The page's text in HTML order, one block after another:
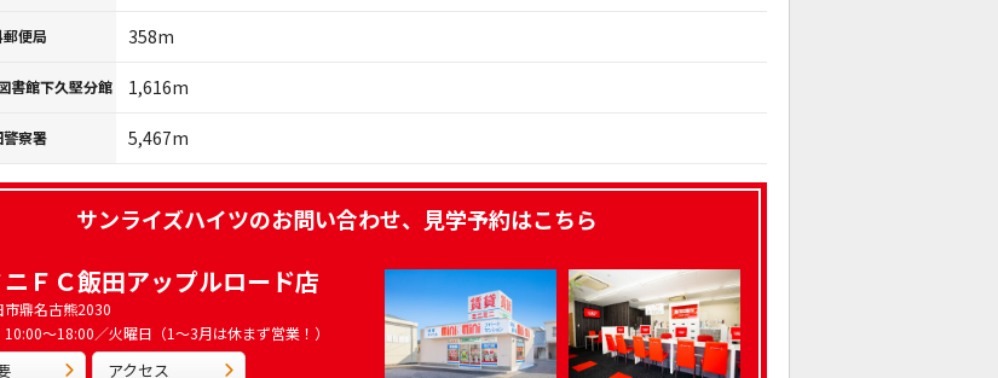
便局 358m
書館下久堅分館 1,616m
警察署 5,467m
サンライズハイツのお問い合わせ、見学予約はこちら
ＦＣ飯田アップルロード店
市鼎名古熊2030
～18:00／火曜日（1～3月は休まず営業！）
アクセス